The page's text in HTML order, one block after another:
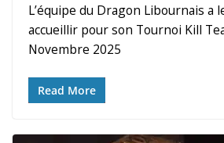
L’équipe du Dragon Libournais a
accueillir pour son Tournoi Kill
Novembre 2025
Read More